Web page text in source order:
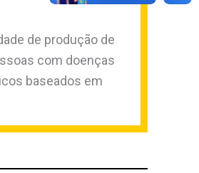
de produção de
com doenças
baseados em